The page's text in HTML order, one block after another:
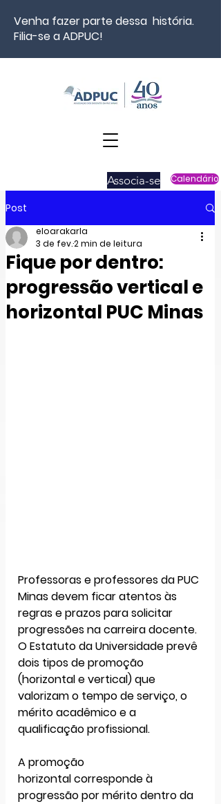
Venha fazer parte dessa história.
Filia-se a ADPUC!
Associa-se Calendário
Post
Fique por dentro:
progressão vertical e
horizontal PUC Minas
eloarakarla
3 de fev.2 min de leitura
Professoras e professores da PUC
Minas devem ficar atentos às
regras e prazos para solicitar
progressões na carreira docente.
O Estatuto da Universidade prevê
dois tipos de promoção
(horizontal e vertical) que
valorizam o tempo de serviço, o
mérito acadêmico e a
qualificação profissional.
A promoção
horizontal corresponde à
progressão por mérito dentro da